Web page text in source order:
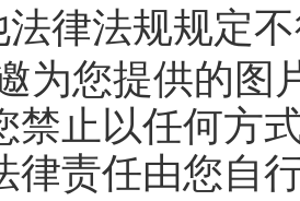
法律法规规定
为您提供的
禁止以任何方
律责任由您自